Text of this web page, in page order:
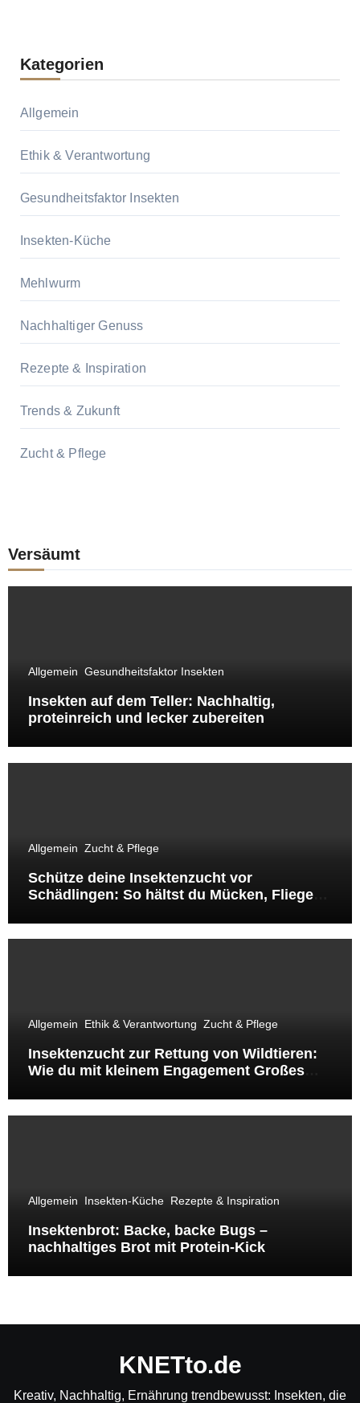
Kategorien
Allgemein
Ethik & Verantwortung
Gesundheitsfaktor Insekten
Insekten-Küche
Mehlwurm
Nachhaltiger Genuss
Rezepte & Inspiration
Trends & Zukunft
Zucht & Pflege
Versäumt
Allgemein Gesundheitsfaktor Insekten
Insekten auf dem Teller: Nachhaltig,
proteinreich und lecker zubereiten
Allgemein Zucht & Pflege
Schütze deine Insektenzucht vor
Schädlingen: So hältst du Mücken, Fliegen
Allgemein Ethik & Verantwortung Zucht & Pflege
Insektenzucht zur Rettung von Wildtieren:
Wie du mit kleinem Engagement Großes
Allgemein Insekten-Küche Rezepte & Inspiration
Insektenbrot: Backe, backe Bugs –
nachhaltiges Brot mit Protein-Kick
KNETto.de
Kreativ, Nachhaltig, Ernährung trendbewusst: Insekten, die